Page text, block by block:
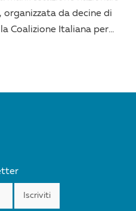
organizzata da decine di
Coalizione Italiana per...